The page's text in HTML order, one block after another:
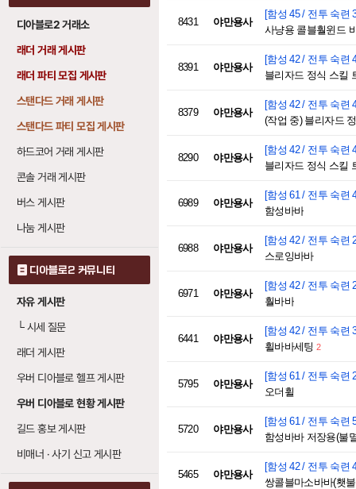
디아블로2 거래소
래더 거래 게시판
래더 파티 모집 게시판
스탠다드 거래 게시판
스탠다드 파티 모집 게시판
하드코어 거래 게시판
콘솔 거래 게시판
버스 게시판
나눔 게시판
디아블로2 커뮤니티
자유 게시판
└시세 질문
래더 게시판
우버 디아블로 헬프 게시판
우버 디아블로 현황 게시판
길드 홍보 게시판
비매너 · 사기 신고 게시판
8431 야만용사
[함성 45 / 전투 숙련
사냥용 콜블훨윈드
8391 야만용사
[함성 42 / 전투 숙련
블리자드 정식 스킬
8379 야만용사
[함성 42 / 전투 숙련
(작업 중) 블리자드
8290 야만용사
[함성 42 / 전투 숙련
블리자드 정식 스킬
6989 야만용사
[함성 61 / 전투 숙련
함성바바
6988 야만용사
[함성 42 / 전투 숙련
스로잉바바
6971 야만용사
[함성 42 / 전투 숙련
훨바바
6441 야만용사
[함성 42 / 전투 숙련
휠바바세팅 2
5795 야만용사
[함성 61 / 전투 숙련
오더휠
5720 야만용사
[함성 61 / 전투 숙련
함성바바 저장용(불
5465 야만용사
[함성 42 / 전투 숙련
쌍콜블마소바바(횃